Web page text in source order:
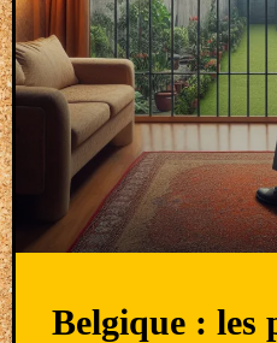
Belgique : les